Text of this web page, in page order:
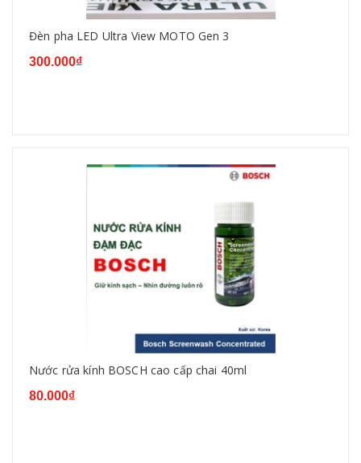
Đèn pha LED Ultra View MOTO Gen 3
300.000₫
Nước rửa kính BOSCH cao cấp chai 40ml
80.000₫